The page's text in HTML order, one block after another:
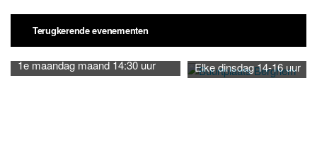
Terugkerende evenementen
1e maandag maand 14:30 uur Elke dinsdag 14-16 uur